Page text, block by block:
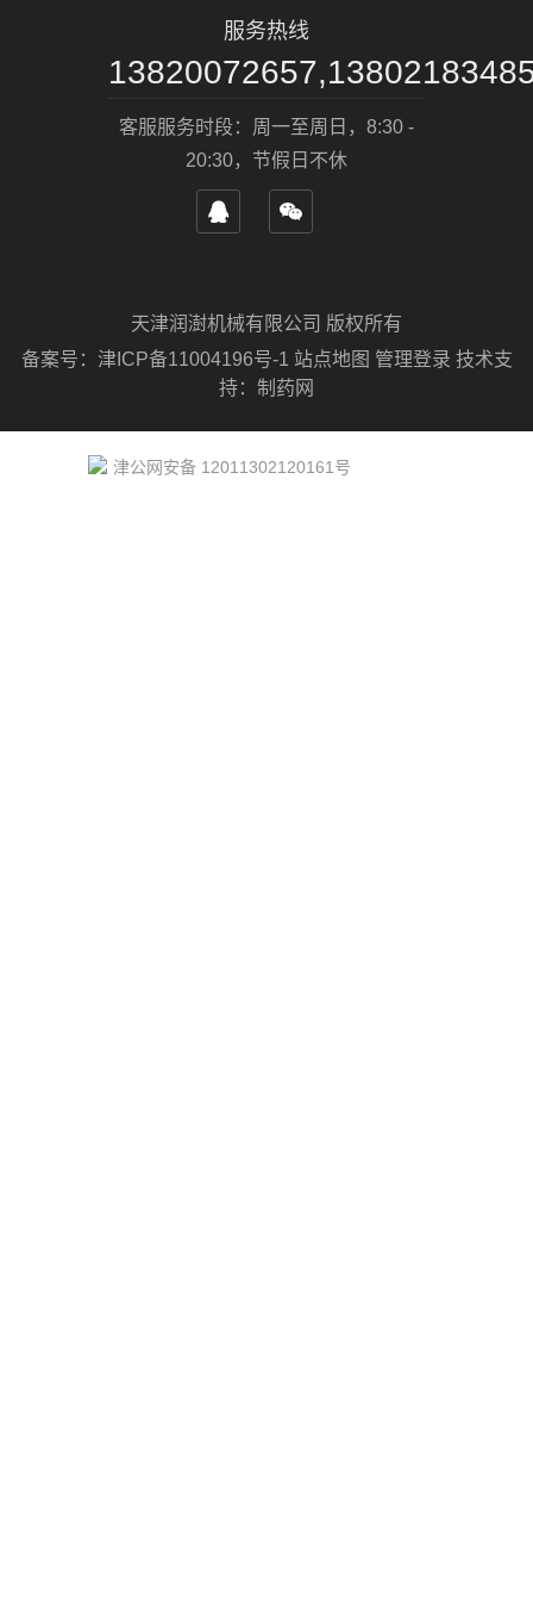
服务热线
客服服务时段：周一至周日，8:30 -
20:30，节假日不休
天津润澍机械有限公司 版权所有
备案号： 津ICP备11004196号-1 站点地图 管理登录 技术支
持： 制药网
津公网安备 12011302120161号